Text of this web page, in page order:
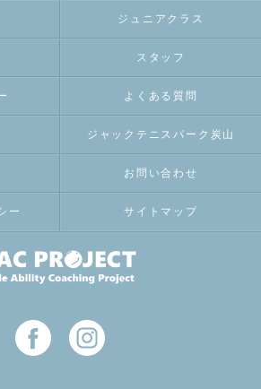
ジュニアクラス
スタッフ
よくある質問
ジャックテニスパーク炭山
お問い合わせ
ー サイトマップ